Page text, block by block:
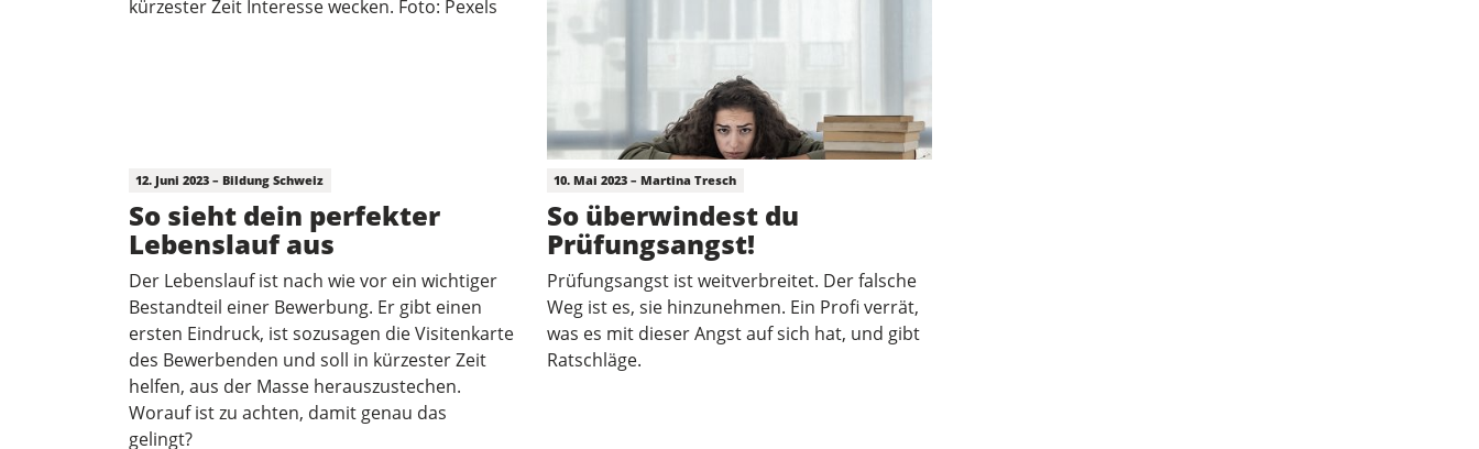
12. Juni 2023 – Bildung Schweiz
So sieht dein perfekter
Lebenslauf aus
Der Lebenslauf ist nach wie vor ein wichtiger
Bestandteil einer Bewerbung. Er gibt einen
ersten Eindruck, ist sozusagen die Visitenkarte
des Bewerbenden und soll in kürzester Zeit
helfen, aus der Masse herauszustechen.
Worauf ist zu achten, damit genau das
gelingt?
10. Mai 2023 – Martina Tresch
So überwindest du
Prüfungsangst!
Prüfungsangst ist weitverbreitet. Der falsche
Weg ist es, sie hinzunehmen. Ein Profi verrät,
was es mit dieser Angst auf sich hat, und gibt
Ratschläge.